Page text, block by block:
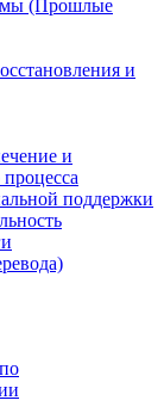
(Прошлые
и
и
поддержки